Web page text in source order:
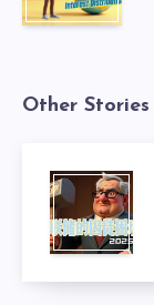
Other Stories